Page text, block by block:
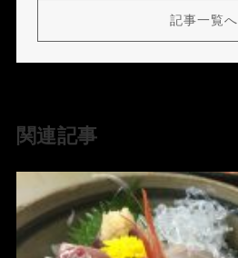
記事一覧へ
関連記事